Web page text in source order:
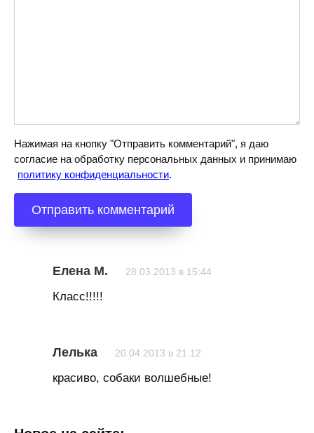
Нажимая на кнопку "Отправить комментарий", я даю
согласие на обработку персональных данных и принимаю
политику конфиденциальности.
Елена М. 28.03.2013 в 15:44
Класс!!!!!
Лелька 20.04.2013 в 21:12
красиво, собаки волшебные!